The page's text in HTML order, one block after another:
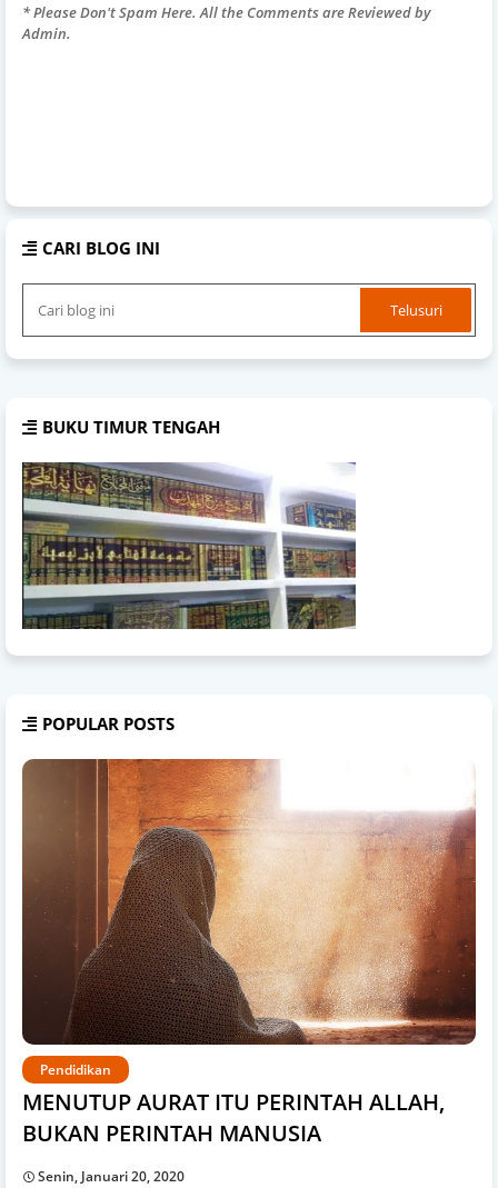
* Please Don't Spam Here. All the Comments are Reviewed by
Admin.
CARI BLOG INI
BUKU TIMUR TENGAH
POPULAR POSTS
Pendidikan
MENUTUP AURAT ITU PERINTAH ALLAH,
BUKAN PERINTAH MANUSIA
Senin, Januari 20, 2020